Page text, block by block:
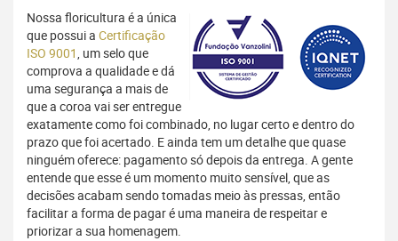
Nossa floricultura é a única
que possui a Certificação
ISO 9001, um selo que
comprova a qualidade e dá
uma segurança a mais de
que a coroa vai ser entregue
exatamente como foi combinado, no lugar certo e dentro do
prazo que foi acertado. E ainda tem um detalhe que quase
ninguém oferece: pagamento só depois da entrega. A gente
entende que esse é um momento muito sensível, que as
decisões acabam sendo tomadas meio às pressas, então
facilitar a forma de pagar é uma maneira de respeitar e
priorizar a sua homenagem.